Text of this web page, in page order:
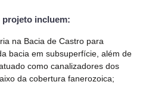
incluem:
na Bacia de Castro para
bacia em subsuperfície, além de
como canalizadores dos
da cobertura fanerozoica;